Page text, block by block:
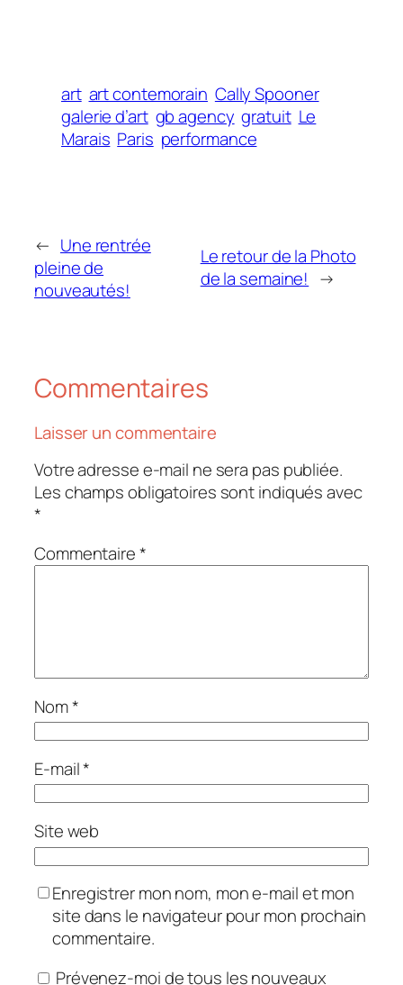
art art contemorain Cally Spooner
galerie d’art gb agency gratuit Le
Marais Paris performance
← Une rentrée
pleine de
nouveautés!
Le retour de la Photo
de la semaine! →
Commentaires
Laisser un commentaire
Votre adresse e-mail ne sera pas publiée.
Les champs obligatoires sont indiqués avec
*
Commentaire*
Nom*
E-mail*
Site web
Enregistrer mon nom, mon e-mail et mon
site dans le navigateur pour mon prochain
commentaire.
Prévenez-moi de tous les nouveaux